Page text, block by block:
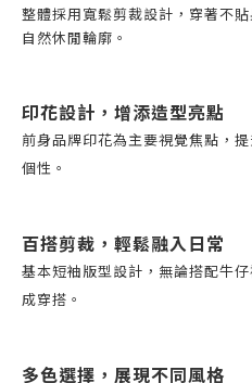
整體採用寬鬆剪裁設計，穿著不
自然休閒輪廓。
印花設計，增添造型亮點
前身品牌印花為主要視覺焦點，
個性。
百搭剪裁，輕鬆融入日常
基本短袖版型設計，無論搭配牛
成穿搭。
多色選擇，展現不同風格